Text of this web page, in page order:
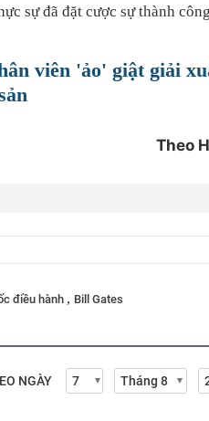
sự đã đặt cược sự thành
viên 'ảo' giật giải
Theo
điều hành , Bill Gates
NGÀY